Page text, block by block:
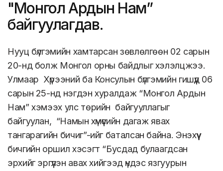
"Монгол Ардын Нам”
байгуулагдав.
Нууц бүлгэмийн хамтарсан зөвлөлгөөн 02 сарын
20-нд болж Монгол орны байдлыг хэлэлцжээ.
Улмаар Хүрээний ба Консулын бүлгэмийн гишүүд 06
сарын 25-нд нэгдэн хуралдаж “Монгол Ардын
Нам” хэмээх улс төрийн байгууллагыг
байгуулан, “Намын хүмүүсийн дагаж явах
тангарагийн бичиг”-ийг баталсан байна. Энэхүү
бичгийн оршил хэсэгт “Бусдад булаагдсан
эрхийг эргүүлэн авах хийгээд үндэс язгуурын